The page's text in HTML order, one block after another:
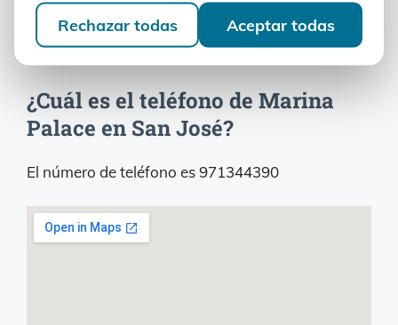
No, mientras sea titular de Marina Palace existe
obligación de abonar las cuotas y derramas.
¿Cuál es el teléfono de Marina
Palace en San José?
El número de teléfono es 971344390
Rechazar todas
Aceptar todas
Rechazar todas
Aceptar todas